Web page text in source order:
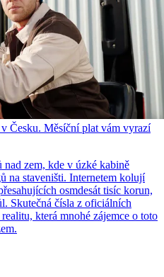
Česku. Měsíční plat vám vyrazí
zem, kde v úzké kabině
na staveništi. Internetem kolují
osmdesát tisíc korun,
Skutečná čísla z oficiálních
která mnohé zájemce o toto